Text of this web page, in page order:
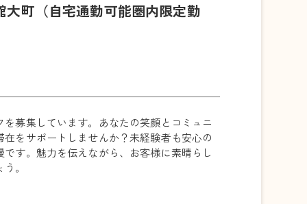
大町（自宅通勤可能圏内限定勤
募集しています。あなたの笑顔とコミュニ
をサポートしませんか？未経験者も安心の
す。魅力を伝えながら、お客様に素晴らし
。